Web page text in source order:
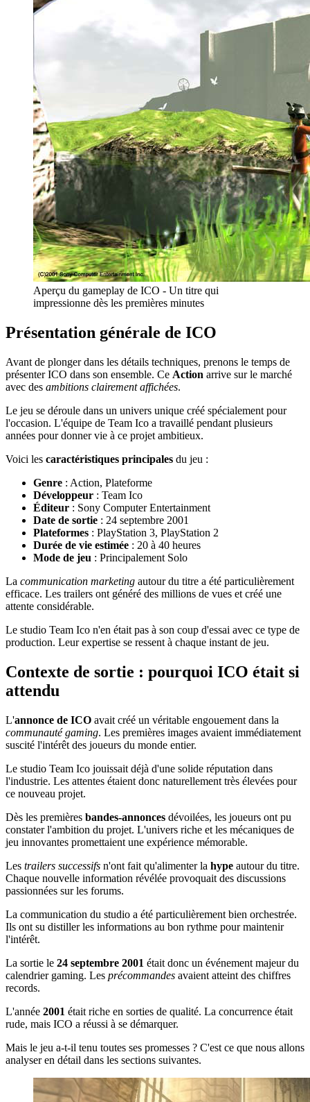
Aperçu du gameplay de ICO - Un titre qui
impressionne dès les premières minutes
Présentation générale de ICO
Avant de plonger dans les détails techniques, prenons le temps de
présenter ICO dans son ensemble. Ce Action arrive sur le marché
avec des ambitions clairement affichées.
Le jeu se déroule dans un univers unique créé spécialement pour
l'occasion. L'équipe de Team Ico a travaillé pendant plusieurs
années pour donner vie à ce projet ambitieux.
Voici les caractéristiques principales du jeu :
Genre : Action, Plateforme
Développeur : Team Ico
Éditeur : Sony Computer Entertainment
Date de sortie : 24 septembre 2001
Plateformes : PlayStation 3, PlayStation 2
Durée de vie estimée : 20 à 40 heures
Mode de jeu : Principalement Solo
La communication marketing autour du titre a été particulièrement
efficace. Les trailers ont généré des millions de vues et créé une
attente considérable.
Le studio Team Ico n'en était pas à son coup d'essai avec ce type de
production. Leur expertise se ressent à chaque instant de jeu.
Contexte de sortie : pourquoi ICO était si
attendu
L'annonce de ICO avait créé un véritable engouement dans la
communauté gaming. Les premières images avaient immédiatement
suscité l'intérêt des joueurs du monde entier.
Le studio Team Ico jouissait déjà d'une solide réputation dans
l'industrie. Les attentes étaient donc naturellement très élevées pour
ce nouveau projet.
Dès les premières bandes-annonces dévoilées, les joueurs ont pu
constater l'ambition du projet. L'univers riche et les mécaniques de
jeu innovantes promettaient une expérience mémorable.
Les trailers successifs n'ont fait qu'alimenter la hype autour du titre.
Chaque nouvelle information révélée provoquait des discussions
passionnées sur les forums.
La communication du studio a été particulièrement bien orchestrée.
Ils ont su distiller les informations au bon rythme pour maintenir
l'intérêt.
La sortie le 24 septembre 2001 était donc un événement majeur du
calendrier gaming. Les précommandes avaient atteint des chiffres
records.
L'année 2001 était riche en sorties de qualité. La concurrence était
rude, mais ICO a réussi à se démarquer.
Mais le jeu a-t-il tenu toutes ses promesses ? C'est ce que nous allons
analyser en détail dans les sections suivantes.